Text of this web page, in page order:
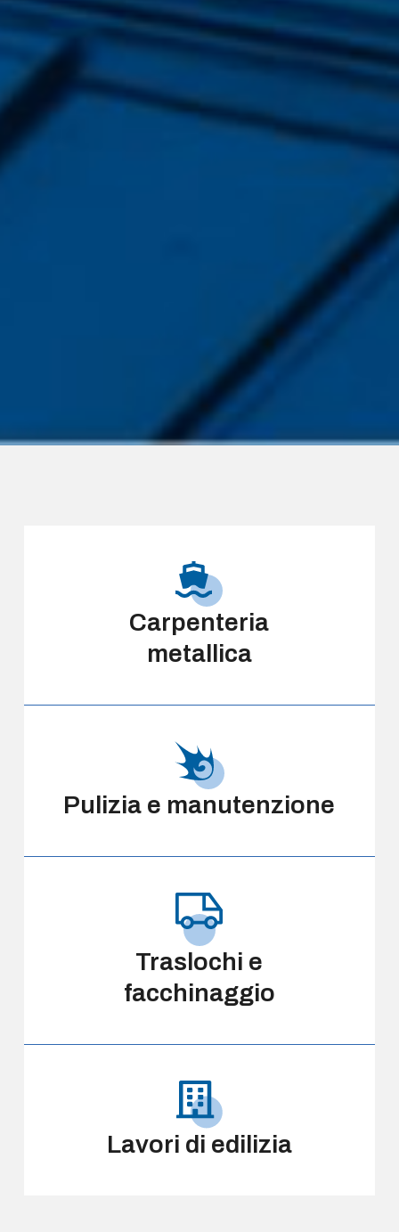
Carpenteria
metallica
Pulizia e manutenzione
Traslochi e
facchinaggio
Lavori di edilizia